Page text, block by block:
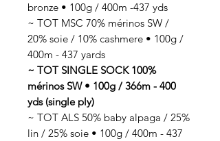
bronze • 100g / 400m -437 yds
~ TOT MSC 70% mérinos SW /
20% soie / 10% cashmere • 100g /
400m - 437 yards
~ TOT SINGLE SOCK 100%
mérinos SW • 100g / 366m - 400
yds (single ply)
~ TOT ALS 50% baby alpaga / 25%
lin / 25% soie • 100g / 400m - 437